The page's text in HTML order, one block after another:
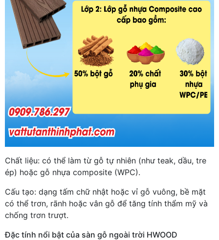
Chất liệu: có thể làm từ gỗ tự nhiên (như teak, dầu, tre
ép) hoặc gỗ nhựa composite (WPC).
Cấu tạo: dạng tấm chữ nhật hoặc vỉ gỗ vuông, bề mặt
có thể trơn, rãnh hoặc vân gỗ để tăng tính thẩm mỹ và
chống trơn trượt.
Đặc tính nổi bật của sàn gỗ ngoài trời HWOOD